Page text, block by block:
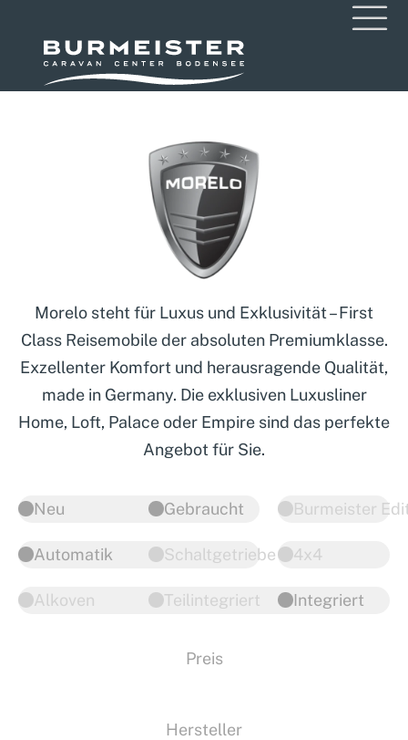
Morelo steht für Luxus und Exklusivität – First
Class Reisemobile der absoluten Premiumklasse.
Exzellenter Komfort und herausragende Qualität,
made in Germany. Die exklusiven Luxusliner
Home, Loft, Palace oder Empire sind das perfekte
Angebot für Sie.
Neu Gebraucht
4x4
Automatik Schaltgetriebe
Burmeister
Alkoven Teilintegriert Integriert
Preis
Hersteller